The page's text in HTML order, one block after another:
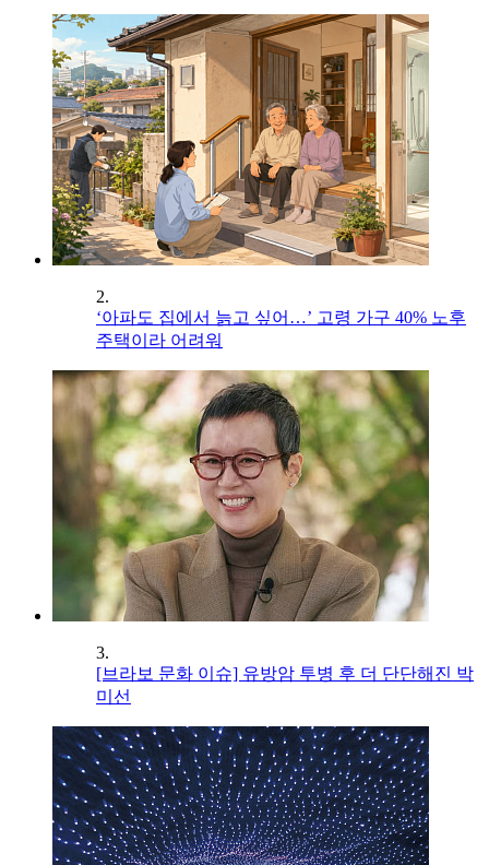
2.
‘아파도 집에서 늙고 싶어…’ 고령 가구 40% 노후
주택이라 어려워
3.
[브라보 문화 이슈] 유방암 투병 후 더 단단해진 박
미선